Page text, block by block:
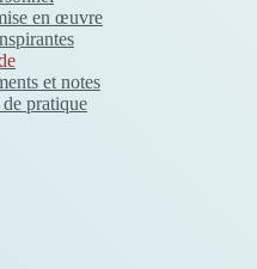
en œuvre
et notes
pratique